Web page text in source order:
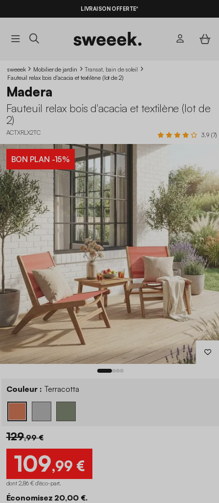
LIVRAISON OFFERTE*
sweeek Mobilier de jardin
Transat, bain de soleil
Fauteuil relax bois d'acacia et textilène (lot de 2)
Madera
Fauteuil relax bois d'acacia et textilène (lot de
2)
ACTXRLX2TC 3.9 (7)
BON PLAN -15%
Couleur : Terracotta
129,99 €
109,99 €
dont 2,86 € d'éco-part.
Économisez 20,00 €.